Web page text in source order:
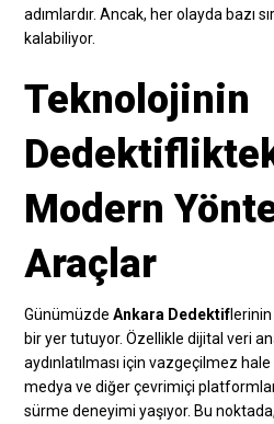
adımlardır. Ancak, her olayda bazı
kalabiliyor.
Teknolojinin
Modern
Araçlar
GünümüzdeAnkara Dedektif
bir yer tutuyor. Özellikle dijital veri
aydınlatılması için vazgeçilmez
medya ve diğer çevrimiçi
sürme deneyimi yaşıyor. Bu